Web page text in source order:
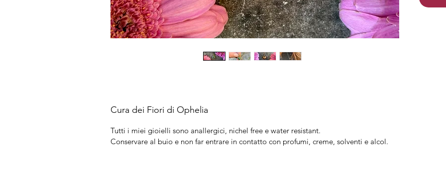
Cura dei Fiori di Ophelia
Tutti i miei gioielli sono anallergici, nichel free e water resistant.
Conservare al buio e non far entrare in contatto con profumi, creme, solventi e alcol.